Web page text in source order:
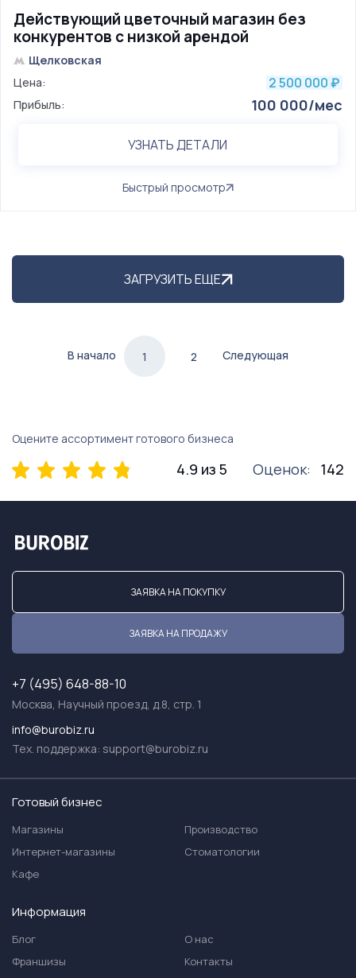
Действующий цветочный магазин без
конкурентов с низкой арендой
Щелковская
Цена:
2 500 000 ₽
Прибыль: 100 000/мес
УЗНАТЬ ДЕТАЛИ
Быстрый просмотр
ЗАГРУЗИТЬ ЕЩЕ
В начало 1 2 Следующая
Оцените ассортимент готового бизнеса
4.9 из 5 Оценок: 142
ЗАЯВКА НА ПОКУПКУ
ЗАЯВКА НА ПРОДАЖУ
+7 (495) 648-88-10
Москва, Научный проезд, д.8, стр. 1
info@burobiz.ru
Тех. поддержка: support@burobiz.ru
Готовый бизнес
Магазины
Интернет-магазины
Кафе
Производство
Стоматологии
Информация
Блог
Франшизы
О нас
Контакты